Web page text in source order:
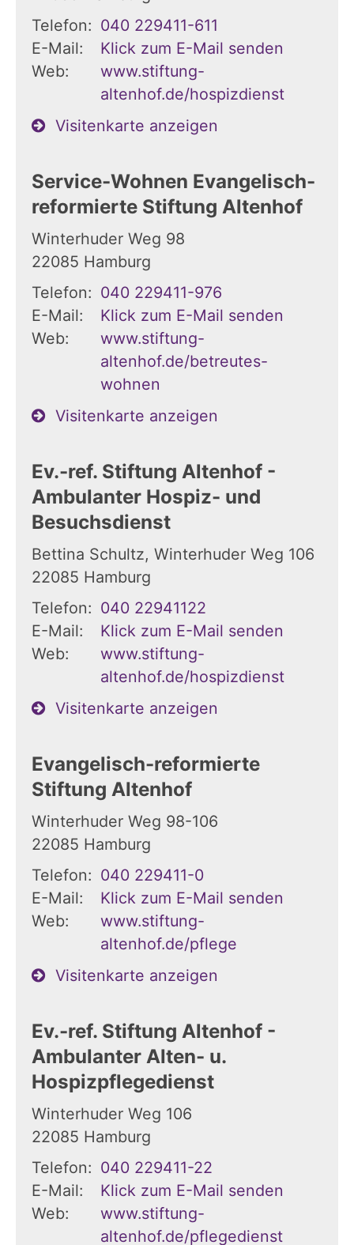
Telefon: 040 229411-611
E-Mail:
Klick zum E-Mail senden
Web:
www.stiftung-
altenhof.de/hospizdienst
Visitenkarte anzeigen
Service-Wohnen Evangelisch-
reformierte Stiftung Altenhof
Winterhuder Weg 98
22085 Hamburg
Telefon: 040 229411-976
E-Mail:
Klick zum E-Mail senden
Web:
www.stiftung-
altenhof.de/betreutes-
wohnen
Visitenkarte anzeigen
Ev.-ref. Stiftung Altenhof -
Ambulanter Hospiz- und
Besuchsdienst
Bettina Schultz, Winterhuder Weg 106
22085 Hamburg
Telefon: 040 22941122
E-Mail:
Klick zum E-Mail senden
Web:
www.stiftung-
altenhof.de/hospizdienst
Visitenkarte anzeigen
Evangelisch-reformierte
Stiftung Altenhof
Winterhuder Weg 98-106
22085 Hamburg
Telefon: 040 229411-0
E-Mail:
Klick zum E-Mail senden
Web:
www.stiftung-
altenhof.de/pflege
Visitenkarte anzeigen
Ev.-ref. Stiftung Altenhof -
Ambulanter Alten- u.
Hospizpflegedienst
Winterhuder Weg 106
22085 Hamburg
Telefon: 040 229411-22
E-Mail:
Klick zum E-Mail senden
Web:
www.stiftung-
altenhof.de/pflegedienst